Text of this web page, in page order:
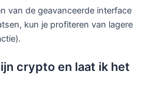
van de geavanceerde interface
kun je profiteren van lagere
crypto en laat ik het